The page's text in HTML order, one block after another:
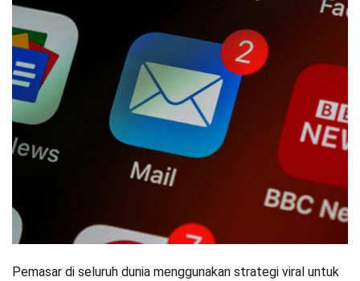
Pemasar di seluruh dunia menggunakan strategi viral untuk